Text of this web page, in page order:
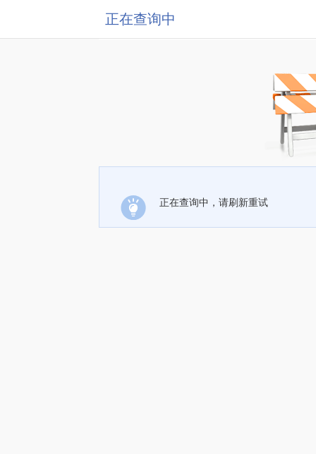
正在查询中
正在查询中，请刷新重试